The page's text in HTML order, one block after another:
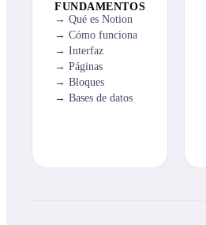
FUNDAMENTOS
Qué es Notion
Cómo funciona
Interfaz
Páginas
Bloques
Bases de datos